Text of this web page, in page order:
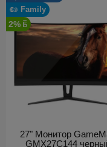
Family
2%
27" Монитор
GMX27C144